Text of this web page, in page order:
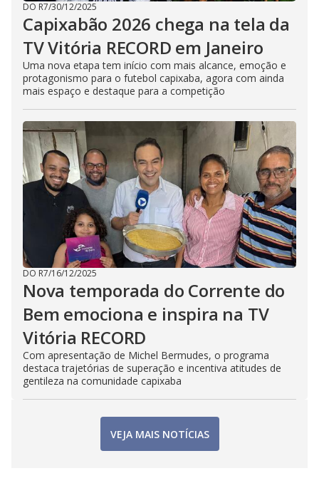
DO R7/30/12/2025
Capixabão 2026 chega na tela da
TV Vitória RECORD em Janeiro
Uma nova etapa tem início com mais alcance, emoção e
protagonismo para o futebol capixaba, agora com ainda
mais espaço e destaque para a competição
DO R7/16/12/2025
Nova temporada do Corrente do
Bem emociona e inspira na TV
Vitória RECORD
Com apresentação de Michel Bermudes, o programa
destaca trajetórias de superação e incentiva atitudes de
gentileza na comunidade capixaba
VEJA MAIS NOTÍCIAS